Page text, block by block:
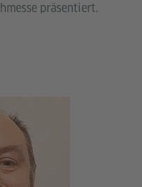
präsentiert.